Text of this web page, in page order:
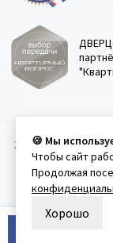
2011-2026 ©
🍪 Мы
Чтобы сайт
Продолжая
Хорошо